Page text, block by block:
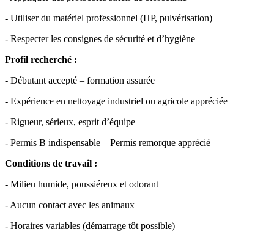
- Utiliser du matériel professionnel (HP, pulvérisation)
- Respecter les consignes de sécurité et d’hygiène
Profil recherché :
- Débutant accepté – formation assurée
- Expérience en nettoyage industriel ou agricole appréciée
- Rigueur, sérieux, esprit d’équipe
- Permis B indispensable – Permis remorque apprécié
Conditions de travail :
- Milieu humide, poussiéreux et odorant
- Aucun contact avec les animaux
- Horaires variables (démarrage tôt possible)